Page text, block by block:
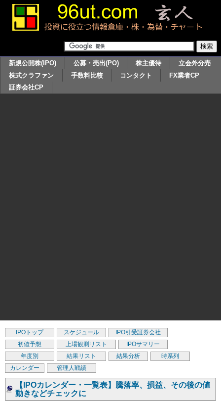
新規公開株(IPO) 公募・売出(PO) 株主優待
立会外分売
株式クラファン
手数料比較 コンタクト
FX業者CP
証券会社CP
IPOトップ スケジュール
IPO引受証券会社
初値予想
上場観測リスト
IPOサマリー
年度別
結果リスト 結果分析
時系列
カレンダー
管理人戦績
【IPOカレンダー・一覧表】騰落率、損益、その後の値
動きなどチェックに